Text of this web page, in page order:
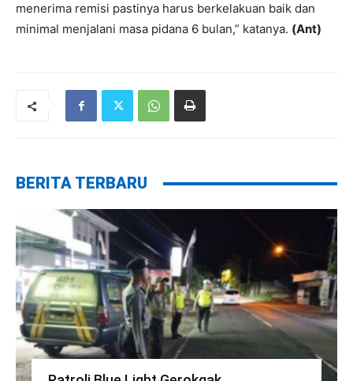
menerima remisi pastinya harus berkelakuan baik dan
minimal menjalani masa pidana 6 bulan,” katanya. (Ant)
BERITA TERBARU